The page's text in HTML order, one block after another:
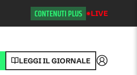
CONTENUTI PLUS LIVE
LEGGI IL GIORNALE Accedi